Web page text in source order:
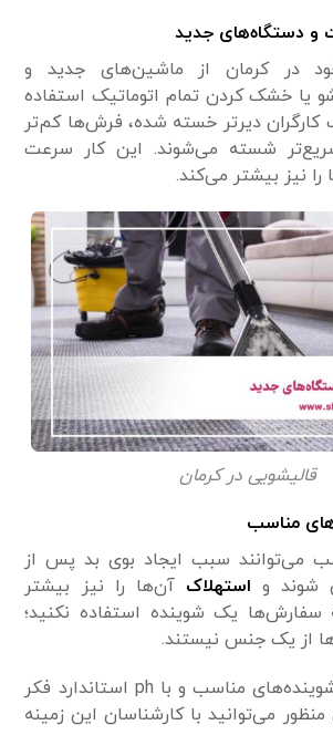
و دستگاه‌های جدید
در کرمان از ماشین‌های جدید و
یا خشک کردن تمام اتوماتیک استفاده
کارگران دیرتر خسته شده، فرش‌ها کم‌تر
شسته می‌شوند. این کار سرعت
نیز بیشتر می‌کند.
قالیشویی در کرمان
مناسب
می‌توانند سبب ایجاد بوی بد پس از
و استهلاک آن‌ها را نیز بیشتر
سفارش‌ها یک شوینده استفاده نکنید؛
از یک جنس نیستند.
همچنین انتخاب شوینده‌های مناسب و با ph استاندارد فکر
می‌توانید با کارشناسان این زمینه